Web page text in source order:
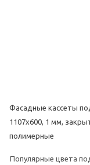
Фасадные кассеты
1107х600, 1 мм,
полимерные
Популярные цвета